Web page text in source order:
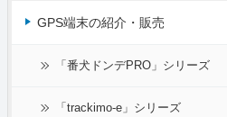
GPS端末の紹介・販売
「番犬ドンデPRO」シリーズ
「trackimo-e」シリーズ